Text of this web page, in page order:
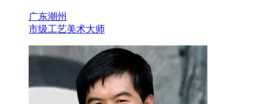
广东潮州
市级工艺美术大师